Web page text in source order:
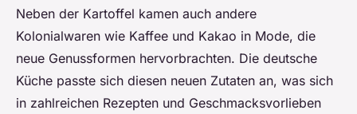
Neben der Kartoffel kamen auch andere
Kolonialwaren wie Kaffee und Kakao in Mode, die
neue Genussformen hervorbrachten. Die deutsche
Küche passte sich diesen neuen Zutaten an, was sich
in zahlreichen Rezepten und Geschmacksvorlieben